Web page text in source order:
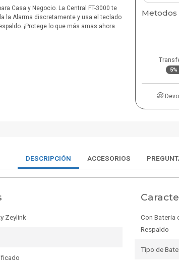
Casa y Negocio. La Central FT-3000 te
la Alarma discretamente y usa el teclado
¡Protege lo que más amas ahora
Metodos
DESCRIPCIÓN ACCESORIOS
Zeylink
Con Bateria
Respaldo
Tipo de